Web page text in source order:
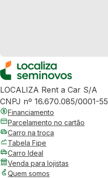
LOCALIZA Rent a Car S/A
CNPJ nº 16.670.085/0001-55
Financiamento
Parcelamento no cartão
Carro na troca
Tabela Fipe
Carro Ideal
Venda para lojistas
Quem somos